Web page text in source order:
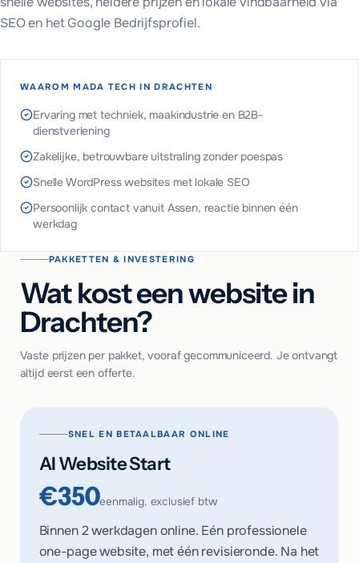
SEO en het Google Bedrijfsprofiel.
WAAROM MADA TECH INDRACHTEN
Ervaring met techniek, maakindustrie en B2B-
dienstverlening
Zakelijke, betrouwbare uitstraling zonder poespas
Snelle WordPress websites met lokale SEO
Persoonlijk contact vanuit Assen, reactie binnen één
werkdag
PAKKETTEN & INVESTERING
Wat kost een website in
Drachten?
Vaste prijzen per pakket, vooraf gecommuniceerd. Je ontvangt
altijd eerst een offerte.
SNEL EN BETAALBAAR ONLINE
AI Website Start
€350eenmalig, exclusief btw
Binnen 2 werkdagen online. Eén professionele
one-page website, met één revisieronde. Na het